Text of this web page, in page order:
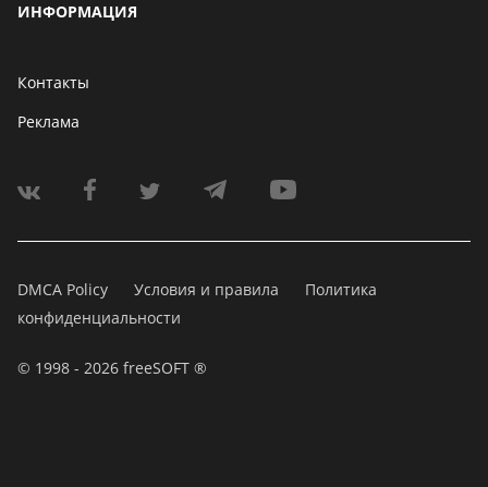
ИНФОРМАЦИЯ
Контакты
Реклама
DMCA Policy Условия и правила
Политика
конфиденциальности
© 1998 - 2026 freeSOFT ®